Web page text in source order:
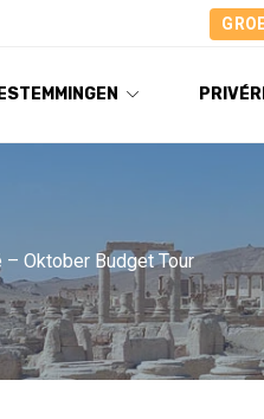
– Oktober Budget Tour